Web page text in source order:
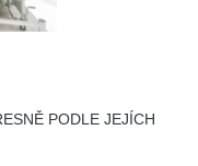
PODLE JEJÍCH